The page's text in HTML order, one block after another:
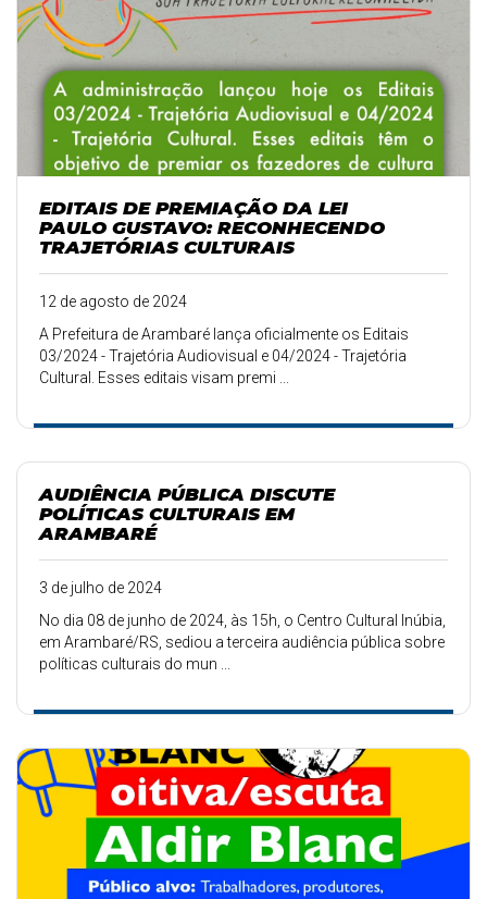
EDITAIS DE PREMIAÇÃO DA LEI
PAULO GUSTAVO: RECONHECENDO
TRAJETÓRIAS CULTURAIS
12 de agosto de 2024
A Prefeitura de Arambaré lança oficialmente os Editais
03/2024 - Trajetória Audiovisual e 04/2024 - Trajetória
Cultural. Esses editais visam premi ...
AUDIÊNCIA PÚBLICA DISCUTE
POLÍTICAS CULTURAIS EM
ARAMBARÉ
3 de julho de 2024
No dia 08 de junho de 2024, às 15h, o Centro Cultural Inúbia,
em Arambaré/RS, sediou a terceira audiência pública sobre
políticas culturais do mun ...